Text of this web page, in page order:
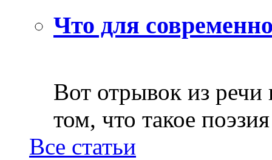
Что для
Вот отрывок из
том, что такое
Все статьи